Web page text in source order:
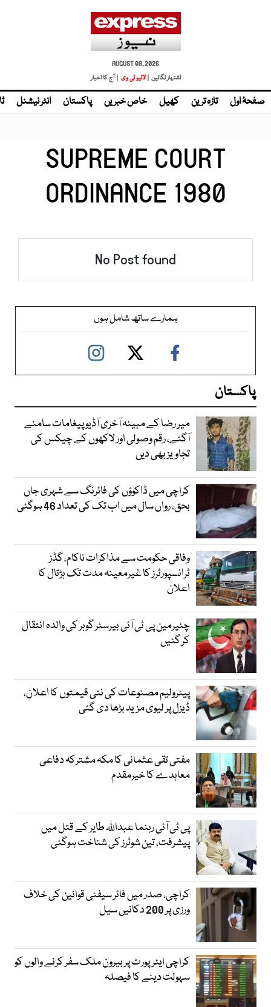
AUGUST 08, 2026
اشتہار لگائیں | لائیو ٹی وی | آج کا اخبار
صفحۂ اول تازہ ترین کھیل خاص خبریں پاکستان انٹر نیشنل
SUPREME COURT
ORDINANCE 1980
No Post found
ہمارے ساتھ شامل ہوں
پاکستان
میر رضا کے مبینہ آخری آڈیو پیغامات سامنے
آگئے، رقم وصولی اور لاکھوں کے چیکس کی
تجاویز بھی دیں
کراچی میں ڈاکوؤں کی فائرنگ سے شہری جاں
بحق، رواں سال میں اب تک کی تعداد 46 ہوگئی
وفاقی حکومت سے مذاکرات ناکام، گڈز
ٹرانسپورٹرز کا غیرمعینہ مدت تک ہڑتال کا
اعلان
چئیرمین پی ٹی آئی بیرسٹر گوہر کی والدہ انتقال
کر گئیں
پیٹرولیم مصنوعات کی نئی قیمتوں کا اعلان،
ڈیزل پر لیوی مزید بڑھا دی گئی
مفتی تقی عثمانی کا مکہ مشترکہ دفاعی
معاہدے کا خیرمقدم
پی ٹی آئی رہنما عبداللہ طایر کے قتل میں
پیشرفت، تین شوٹرز کی شناخت ہوگئی
کراچی، صدر میں فائر سیفٹی قوانین کی خلاف
ورزی پر 200 دکانیں سیل
کراچی ایئرپورٹ پر بیرون ملک سفر کرنے والوں کو
سہولت دینے کا فیصلہ